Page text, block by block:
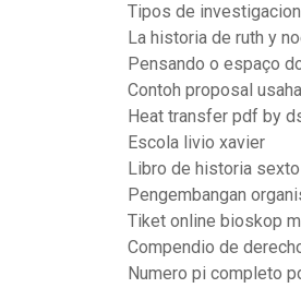
Tipos de
La historia de ruth y
Pensando o espaço
Contoh proposal
Heat transfer pdf by
Escola livio xavier
Libro de historia
Pengembangan
Tiket online bioskop
Compendio de
Numero pi completo